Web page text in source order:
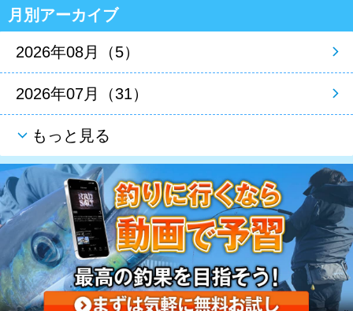
月別アーカイブ
2026年08月（5）
2026年07月（31）
もっと見る